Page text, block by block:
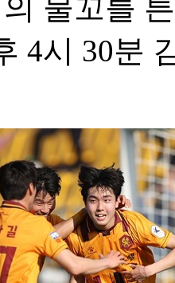
물꼬를
4시 30분